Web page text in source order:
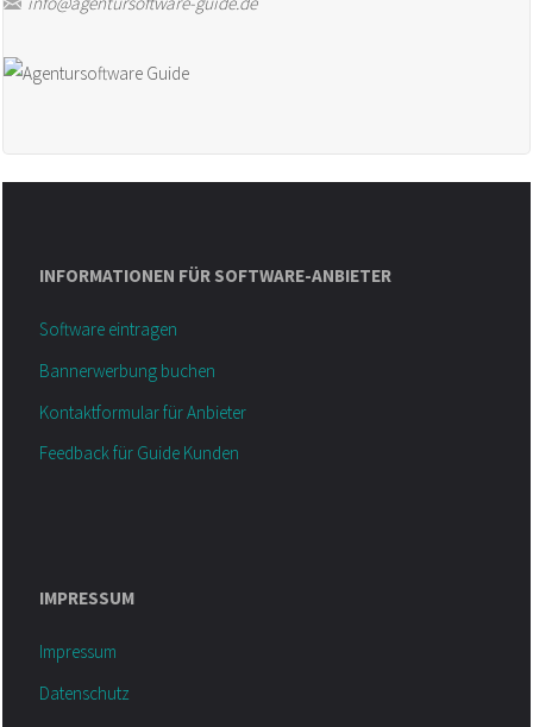
INFORMATIONEN FÜR SOFTWARE-ANBIETER
Software eintragen
Bannerwerbung buchen
Kontaktformular für Anbieter
Feedback für Guide Kunden
IMPRESSUM
Impressum
Datenschutz